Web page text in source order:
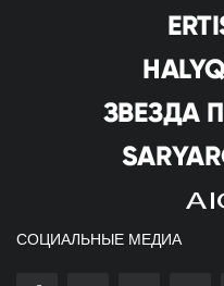
СОЦИАЛЬНЫЕ МЕДИА